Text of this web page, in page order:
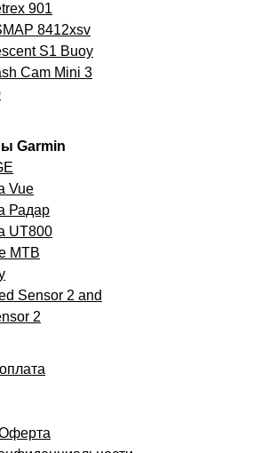
901
8412xsv
S1 Buoy
Cam Mini 3
Garmin
Vue
Радар
UT800
MTB
Sensor 2 and
2